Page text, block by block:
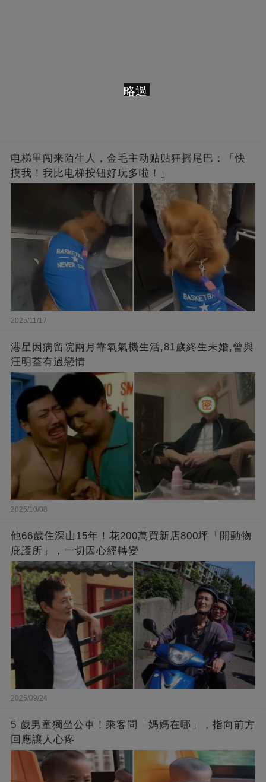
电梯里闯来陌生人，金毛主动贴贴狂摇尾巴：「快
摸我！我比电梯按钮好玩多啦！」
2025/11/17
港星因病留院兩月靠氧氣機生活,81歲終生未婚,曾與
汪明荃有過戀情
2025/10/08
他66歲住深山15年！花200萬買新店800坪「開動物
庇護所」，一切因心經轉變
2025/09/24
5 歲男童獨坐公車！乘客問「媽媽在哪」，指向前方
回應讓人心疼
略過